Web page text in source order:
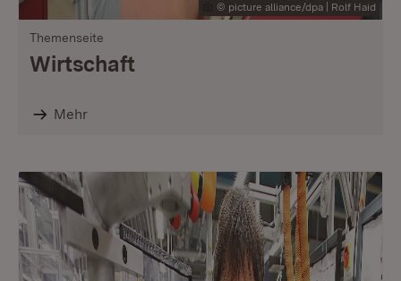
© picture alliance/dpa | Rolf Haid
Themenseite
Wirtschaft
Mehr